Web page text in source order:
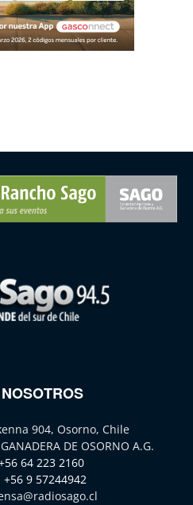
904, Osorno, Chile
DE OSORNO A.G.
64 223 2160
+56 9 57244942